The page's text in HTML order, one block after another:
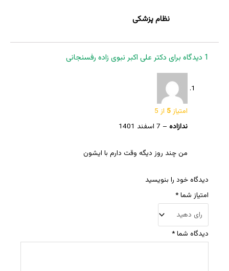
نظام پزشکی
1 دیدگاه برای دکتر علی اکبر نبوی زاده رفسنجانی
امتیاز5 از 5
ندازاده – 7 اسفند 1401
من چند روز دیگه وقت دارم با ایشون
دیدگاه خود را بنویسید
امتیاز شما*
دیدگاه شما*